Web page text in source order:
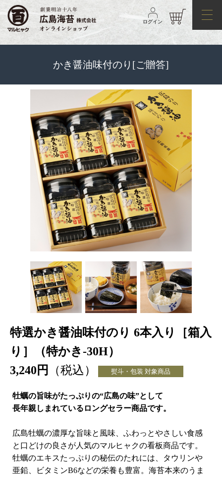
ログイン
かき醤油味付のり[ご贈答]
特選かき醤油味付のり 6本入り［箱入
り］（特かき-30H）
3,240円
（税込） 熨斗・包装 対象商品
牡蠣の旨味がたっぷりの“広島の味”として
長年親しまれているロングセラー商品です。
広島牡蠣の濃厚な旨味と風味、ふわっとやさしい食感
と口どけの良さが人気のマルヒャクの看板商品です。
牡蠣のエキスたっぷりの秘伝のたれには、タウリンや
亜鉛、ビタミンB6などの栄養も豊富。海苔本来のうま